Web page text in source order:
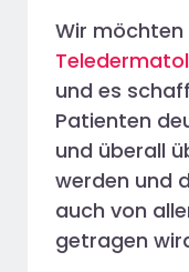
Wir möchten
und es
Patienten
und überall
werden und
auch von
getragen